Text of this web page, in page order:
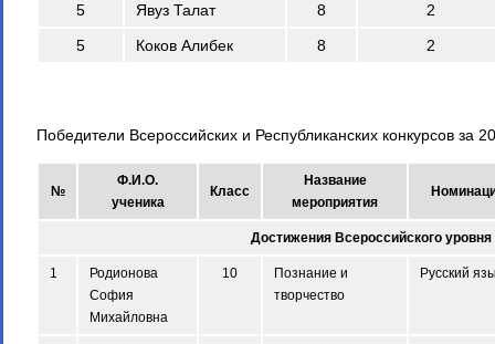
5 Явуз Талат 8
2
5
Коков Алибек 8 2
Победители Всероссийских и Республиканских конкурсов за
№
Ф.И.О.
ученика
Класс
Название
мероприятия
Достижения Всероссийского уровня
1
Родионова
София
Михайловна
10
Познание и
творчество
Русский